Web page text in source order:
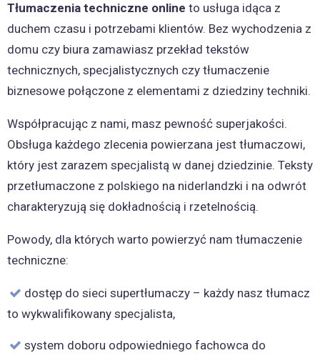
Tłumaczenia techniczne online to usługa idąca z
duchem czasu i potrzebami klientów. Bez wychodzenia z
domu czy biura zamawiasz przekład tekstów
technicznych, specjalistycznych czy tłumaczenie
biznesowe połączone z elementami z dziedziny techniki.
Współpracując z nami, masz pewność superjakości.
Obsługa każdego zlecenia powierzana jest tłumaczowi,
który jest zarazem specjalistą w danej dziedzinie. Teksty
przetłumaczone z polskiego na niderlandzki i na odwrót
charakteryzują się dokładnością i rzetelnością.
Powody, dla których warto powierzyć nam tłumaczenie
techniczne:
dostęp do sieci supertłumaczy – każdy nasz tłumacz
to wykwalifikowany specjalista,
system doboru odpowiedniego fachowca do